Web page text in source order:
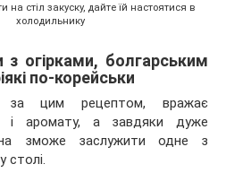
на стіл закуску, дайте їй настоятися в
холодильнику
з огірками, болгарським
по-корейськи
за цим рецептом, вражає
і аромату, а завдяки дуже
зможе заслужити одне з
столі.